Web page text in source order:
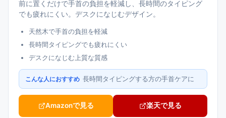
前に置くだけで手首の負担を軽減し、長時間のタイピング
でも疲れにくい。デスクになじむデザイン。
天然木で手首の負担を軽減
長時間タイピングでも疲れにくい
デスクになじむ上質な質感
こんな人におすすめ 長時間タイピングする方の手首ケアに
Amazonで見る 楽天で見る